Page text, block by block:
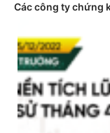
Các công ty chứng